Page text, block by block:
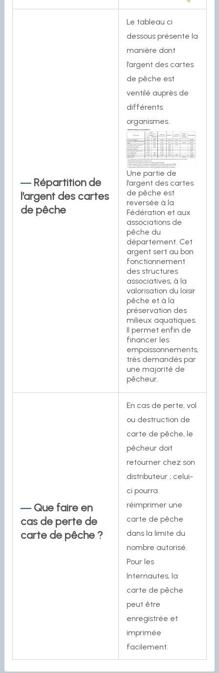
Répartition de
l’argent des cartes
de pêche
Le tableau ci
dessous présente la
manière dont
l’argent des cartes
de pêche est
ventilé auprès de
différents
organismes.
Une partie de
l’argent des cartes
de pêche est
reversée à la
Fédération et aux
associations de
pêche du
département. Cet
argent sert au bon
fonctionnement
des structures
associatives, à la
valorisation du loisir
pêche et à la
préservation des
milieux aquatiques.
Il permet enfin de
financer les
empoissonnements,
très demandés par
une majorité de
pêcheur.
Que faire en
cas de perte de
carte de pêche ?
En cas de perte, vol
ou destruction de
carte de pêche, le
pêcheur doit
retourner chez son
distributeur ; celui-
ci pourra
réimprimer une
carte de pêche
dans la limite du
nombre autorisé.
Pour les
Internautes, la
carte de pêche
peut être
enregistrée et
imprimée
facilement.